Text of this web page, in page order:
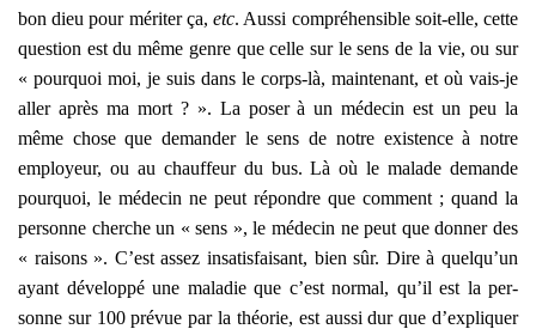
bon dieu pour méri­ter ça,etc. Aus­si com­pré­hen­sible soit-elle, cette
ques­tion est du même genre que celle sur le sens de la vie, ou sur
« pour­quoi moi, je suis dans le corps-là, main­te­nant, et où vais-je
aller après ma mort ? ». La poser à un méde­cin est un peu la
même chose que deman­der le sens de notre exis­tence à notre
employeur, ou au chauf­feur du bus. Là où le malade demande
pour­quoi, le méde­cin ne peut répondre que com­ment ; quand la
per­sonne cherche un « sens », le méde­cin ne peut que don­ner des
« rai­sons ». C’est assez insa­tis­fai­sant, bien sûr. Dire à quelqu’un
ayant déve­lop­pé une mala­die que c’est nor­mal, qu’il est la per­
sonne sur 100 pré­vue par la théo­rie, est aus­si dur que d’expliquer